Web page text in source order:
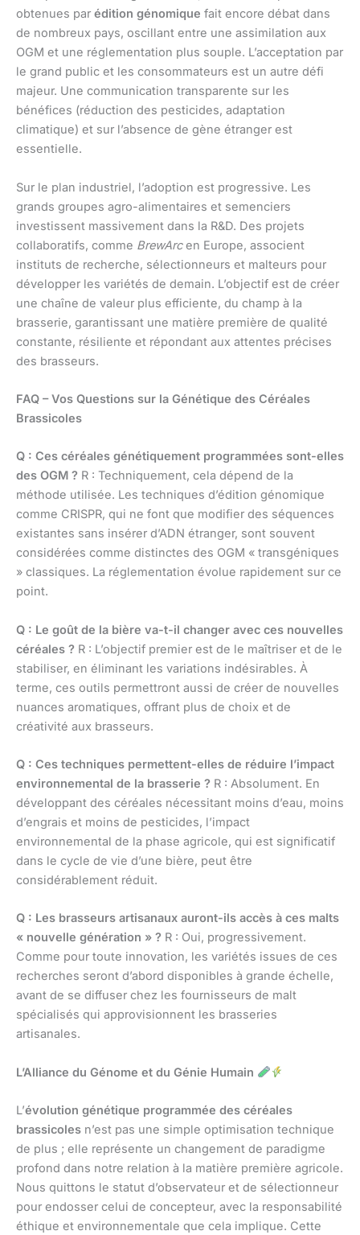
obtenues par édition génomique fait encore débat dans
de nombreux pays, oscillant entre une assimilation aux
OGM et une réglementation plus souple. L’acceptation par
le grand public et les consommateurs est un autre défi
majeur. Une communication transparente sur les
bénéfices (réduction des pesticides, adaptation
climatique) et sur l’absence de gène étranger est
essentielle.
Sur le plan industriel, l’adoption est progressive. Les
grands groupes agro-alimentaires et semenciers
investissent massivement dans la R&D. Des projets
collaboratifs, comme BrewArcen Europe, associent
instituts de recherche, sélectionneurs et malteurs pour
développer les variétés de demain. L’objectif est de créer
une chaîne de valeur plus efficiente, du champ à la
brasserie, garantissant une matière première de qualité
constante, résiliente et répondant aux attentes précises
des brasseurs.
FAQ – Vos Questions sur la Génétique des Céréales
Brassicoles
Q : Ces céréales génétiquement programmées sont-elles
des OGM ? R : Techniquement, cela dépend de la
méthode utilisée. Les techniques d’édition génomique
comme CRISPR, qui ne font que modifier des séquences
existantes sans insérer d’ADN étranger, sont souvent
considérées comme distinctes des OGM « transgéniques
» classiques. La réglementation évolue rapidement sur ce
point.
Q : Le goût de la bière va-t-il changer avec ces nouvelles
céréales ? R : L’objectif premier est de le maîtriser et de le
stabiliser, en éliminant les variations indésirables. À
terme, ces outils permettront aussi de créer de nouvelles
nuances aromatiques, offrant plus de choix et de
créativité aux brasseurs.
Q : Ces techniques permettent-elles de réduire l’impact
environnemental de la brasserie ? R : Absolument. En
développant des céréales nécessitant moins d’eau, moins
d’engrais et moins de pesticides, l’impact
environnemental de la phase agricole, qui est significatif
dans le cycle de vie d’une bière, peut être
considérablement réduit.
Q : Les brasseurs artisanaux auront-ils accès à ces malts
« nouvelle génération » ? R : Oui, progressivement.
Comme pour toute innovation, les variétés issues de ces
recherches seront d’abord disponibles à grande échelle,
avant de se diffuser chez les fournisseurs de malt
spécialisés qui approvisionnent les brasseries
artisanales.
L’Alliance du Génome et du Génie Humain
L’évolution génétique programmée des céréales
brassicoles n’est pas une simple optimisation technique
de plus ; elle représente un changement de paradigme
profond dans notre relation à la matière première agricole.
Nous quittons le statut d’observateur et de sélectionneur
pour endosser celui de concepteur, avec la responsabilité
éthique et environnementale que cela implique. Cette